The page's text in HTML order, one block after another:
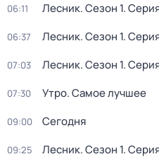
06:11 Лесник. Сезон 1.
06:37 Лесник. Сезон 1.
07:03 Лесник. Сезон 1.
07:30 Утро. Самое лучшее
09:00 Сегодня
09:25 Лесник. Сезон 1.